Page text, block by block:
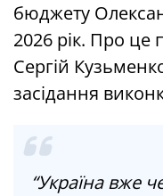
бюджету
2026 рік. Про це
Сергій
засідання
“Україна вже